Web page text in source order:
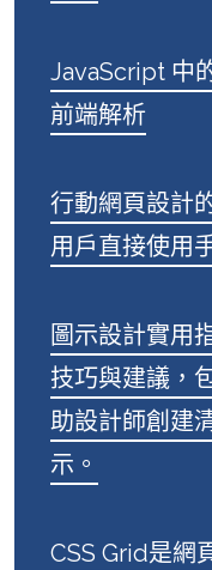
JavaScript 中
前端解析
行動網頁設計
用戶直接使用
圖示設計實用
技巧與建議，
助設計師創建
示。
CSS Grid是網